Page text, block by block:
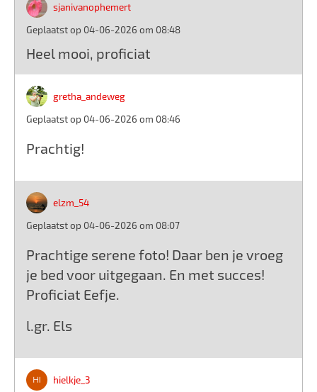
sjanivanophemert
Geplaatst op 04-06-2026 om 08:48
Heel mooi, proficiat
gretha_andeweg
Geplaatst op 04-06-2026 om 08:46
Prachtig!
elzm_54
Geplaatst op 04-06-2026 om 08:07
Prachtige serene foto! Daar ben je vroeg
je bed voor uitgegaan. En met succes!
Proficiat Eefje.
l.gr. Els
hielkje_3